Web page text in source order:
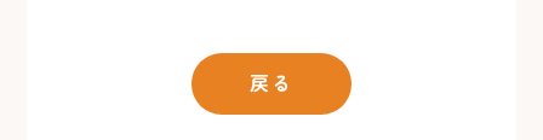
戻る